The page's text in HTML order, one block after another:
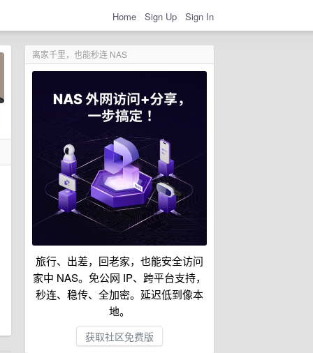
Home Sign Up Sign In
离家千里，也能秒连 NAS
旅行、出差，回老家，也能安全访问
家中 NAS。免公网 IP、跨平台支持，
秒连、稳传、全加密。延迟低到像本
地。
获取社区免费版